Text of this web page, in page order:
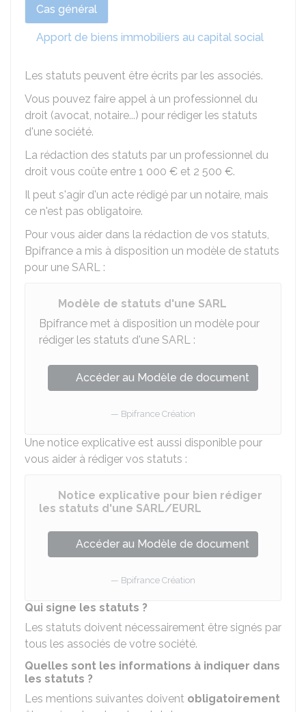
Cas général
Apport de biens immobiliers au capital social
Les statuts peuvent être écrits par les associés.
Vous pouvez faire appel à un professionnel du
droit (avocat, notaire...) pour rédiger les statuts
d'une société.
La rédaction des statuts par un professionnel du
droit vous coûte entre 1 000 € et 2 500 €.
Il peut s'agir d'un acte rédigé par un notaire, mais
ce n'est pas obligatoire.
Pour vous aider dans la rédaction de vos statuts,
Bpifrance a mis à disposition un modèle de statuts
pour une SARL :
Modèle de statuts d'une SARL
Bpifrance met à disposition un modèle pour
rédiger les statuts d'une SARL :
Accéder au Modèle de document
Bpifrance Création
Une notice explicative est aussi disponible pour
vous aider à rédiger vos statuts :
Notice explicative pour bien rédiger
les statuts d'une SARL/EURL
Accéder au Modèle de document
Bpifrance Création
Qui signe les statuts ?
Les statuts doivent nécessairement être signés par
tous les associés de votre société.
Quelles sont les informations à indiquer dans
les statuts ?
Les mentions suivantes doivent obligatoirement